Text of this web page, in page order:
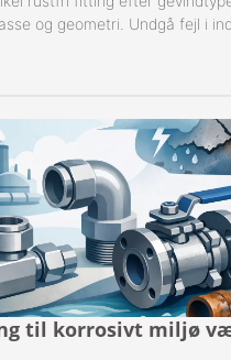
og geometri. Undgå fejl i
til korrosivt miljø